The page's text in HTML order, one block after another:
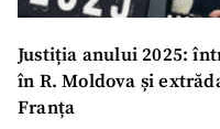
Justiția anului 2025:
în R. Moldova și
Franța